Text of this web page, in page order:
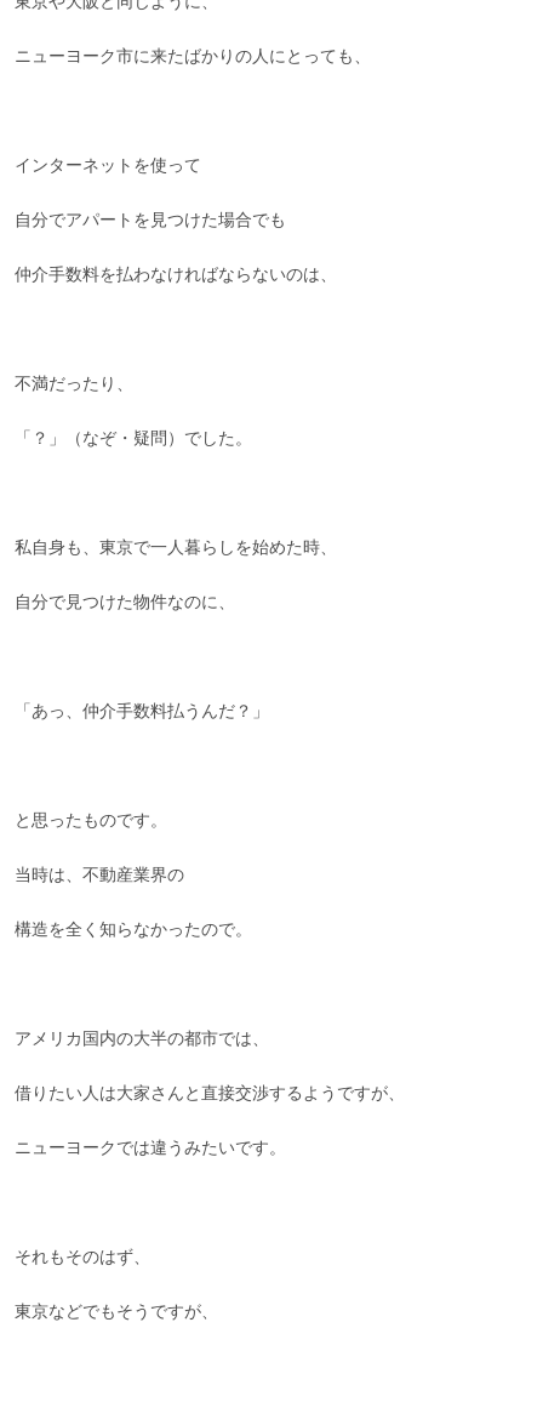
ニューヨーク市に来たばかりの人にとっても、
インターネットを使って
自分でアパートを見つけた場合でも
仲介手数料を払わなければならないのは、
不満だったり、
「？」（なぞ・疑問）でした。
私自身も、東京で一人暮らしを始めた時、
自分で見つけた物件なのに、
「あっ、仲介手数料払うんだ？」
と思ったものです。
当時は、不動産業界の
構造を全く知らなかったので。
アメリカ国内の大半の都市では、
借りたい人は大家さんと直接交渉するようですが、
ニューヨークでは違うみたいです。
それもそのはず、
東京などでもそうですが、